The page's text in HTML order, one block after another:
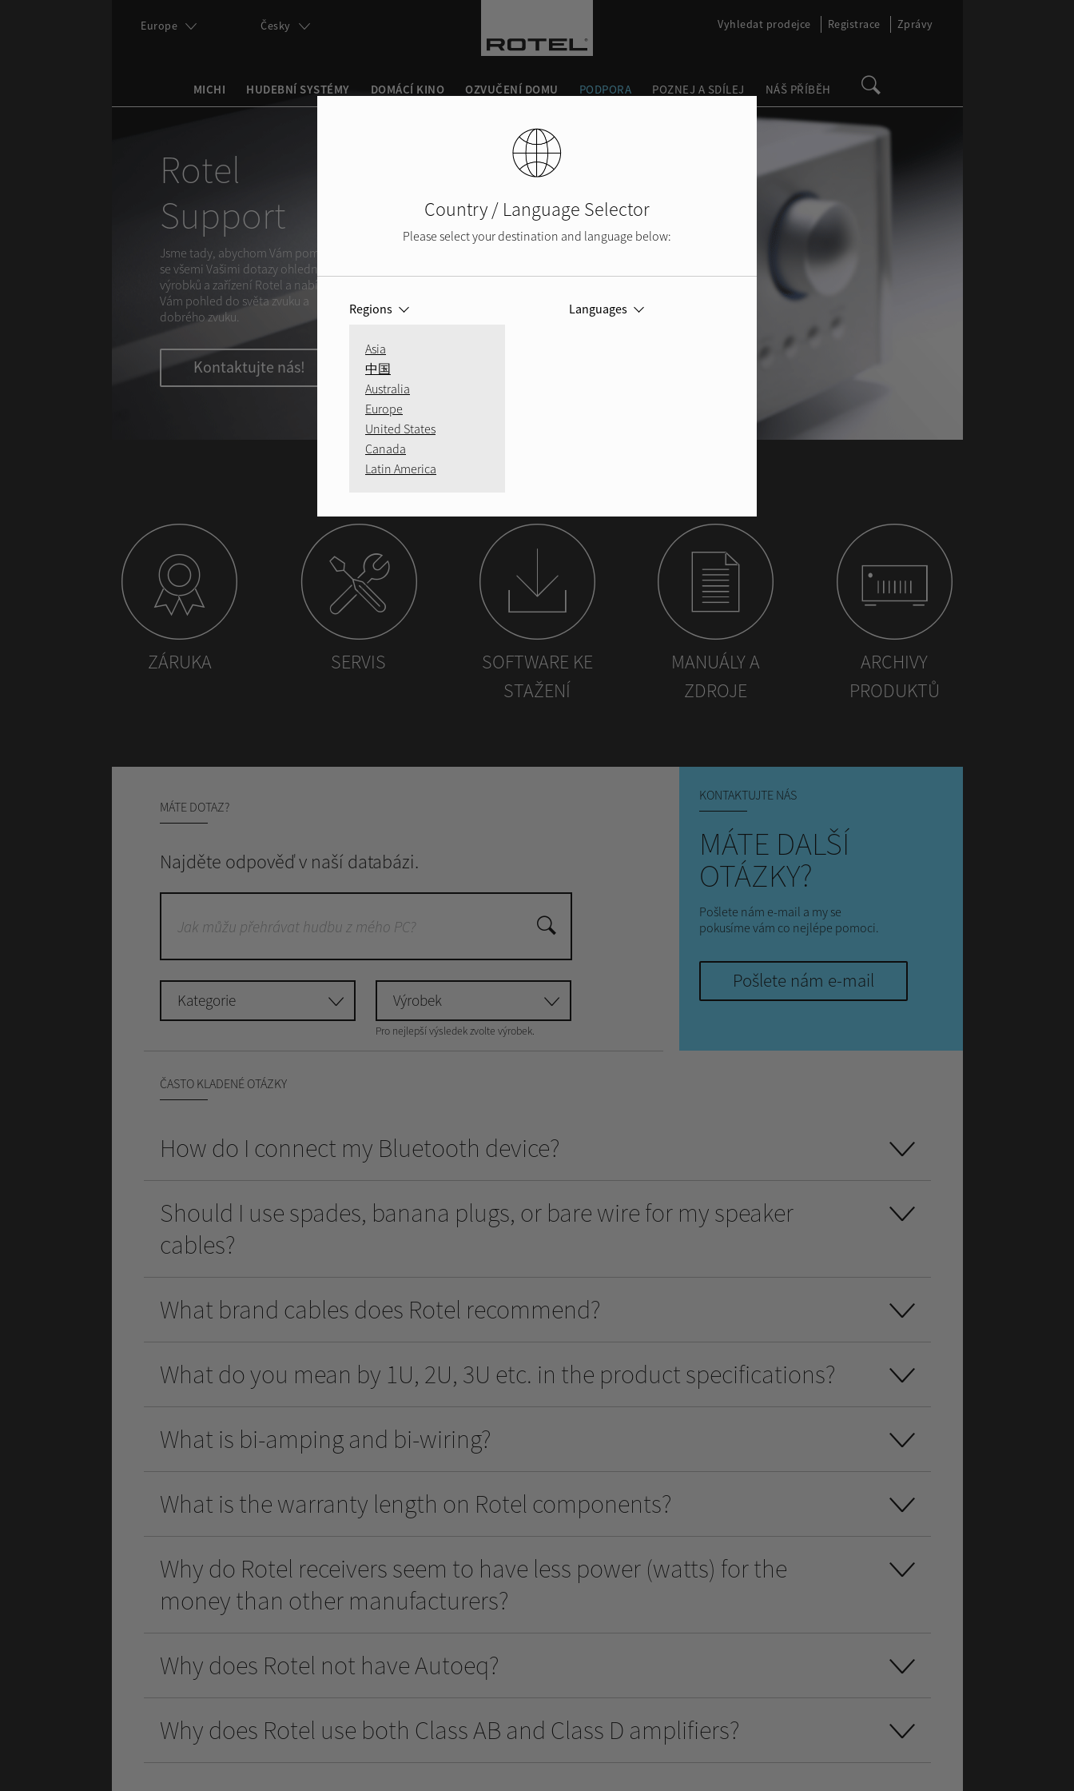
MICHI HUDEBNÍ SYSTÉMY DOMÁCÍ KINO OZVUČENÍ DOMU PODPORA POZNEJ A SDÍLEJ NÁŠ PŘÍBĚH
Vyhledávání
Europe Česky Vyhledat prodejce Registrace Zprávy
Rotel
Support
Jsme tady, abychom Vám pomohli
se všemi Vašimi dotazy ohledně
výrobků a zařízení Rotel a nabídli
Vám pohled do světa zvuku a
dobrého zvuku.
Kontaktujte nás!
ZÁRUKA SERVIS
SOFTWARE KE
STAŽENÍ
MANUÁLY A
ZDROJE
ARCHIVY
PRODUKTŮ
MÁTE DOTAZ?
Najděte odpověď v naší databázi.
KONTAKTUJTE NÁS
MÁTE DALŠÍ
OTÁZKY?
Pošlete nám e-mail a my se
pokusíme vám co nejlépe pomoci.
Pošlete nám e-mail
ČASTO KLADENÉ OTÁZKY
Kategorie Výrobek
Pro nejlepší výsledek zvolte výrobek.
How do I connect my Bluetooth device?
Should I use spades, banana plugs, or bare wire for my speaker
cables?
What brand cables does Rotel recommend?
What do you mean by 1U, 2U, 3U etc. in the product specifications?
What is bi-amping and bi-wiring?
What is the warranty length on Rotel components?
Why do Rotel receivers seem to have less power (watts) for the
money than other manufacturers?
Why does Rotel not have Autoeq?
Why does Rotel use both Class AB and Class D amplifiers?
Country / Language Selector
Please select your destination and language below:
Regions
Asia
中国
Australia
Europe
United States
Canada
Latin America
Languages